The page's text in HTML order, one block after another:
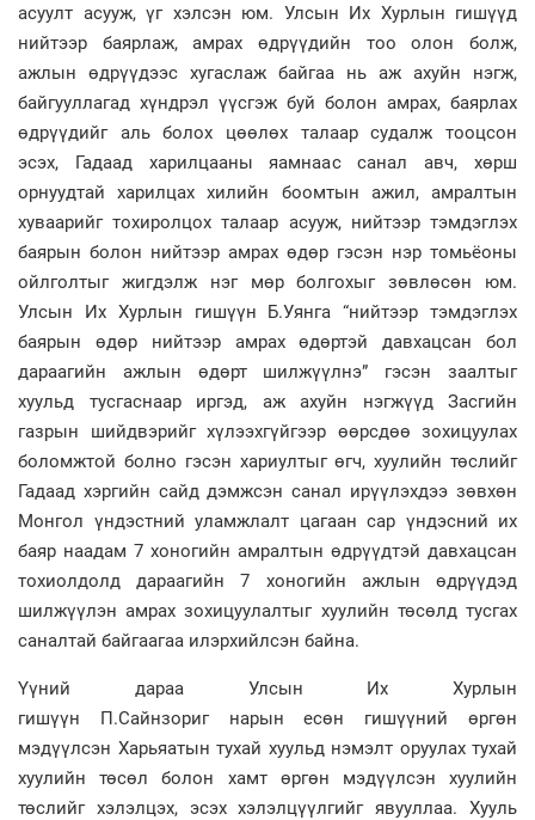
асуулт асууж, үг хэлсэн юм. Улсын Их Хурлын гишүүд
нийтээр баярлаж, амрах өдрүүдийн тоо олон болж,
ажлын өдрүүдээс хугаслаж байгаа нь аж ахуйн нэгж,
байгууллагад хүндрэл үүсгэж буй болон амрах, баярлах
өдрүүдийг аль болох цөөлөх талаар судалж тооцсон
эсэх, Гадаад харилцааны яамнаас санал авч, хөрш
орнуудтай харилцах хилийн боомтын ажил, амралтын
хуваарийг тохиролцох талаар асууж, нийтээр тэмдэглэх
баярын болон нийтээр амрах өдөр гэсэн нэр томьёоны
ойлголтыг жигдэлж нэг мөр болгохыг зөвлөсөн юм.
Улсын Их Хурлын гишүүн Б.Уянга “нийтээр тэмдэглэх
баярын өдөр нийтээр амрах өдөртэй давхацсан бол
дараагийн ажлын өдөрт шилжүүлнэ” гэсэн заалтыг
хуульд тусгаснаар иргэд, аж ахуйн нэгжүүд Засгийн
газрын шийдвэрийг хүлээхгүйгээр өөрсдөө зохицуулах
боломжтой болно гэсэн хариултыг өгч, хуулийн төслийг
Гадаад хэргийн сайд дэмжсэн санал ирүүлэхдээ зөвхөн
Монгол үндэстний уламжлалт цагаан сар үндэсний их
баяр наадам 7 хоногийн амралтын өдрүүдтэй давхацсан
тохиолдолд дараагийн 7 хоногийн ажлын өдрүүдэд
шилжүүлэн амрах зохицуулалтыг хуулийн төсөлд тусгах
саналтай байгаагаа илэрхийлсэн байна.
Үүний дараа Улсын Их Хурлын
гишүүн П.Сайнзориг нарын есөн гишүүний өргөн
мэдүүлсэн Харьяатын тухай хуульд нэмэлт оруулах тухай
хуулийн төсөл болон хамт өргөн мэдүүлсэн хуулийн
төслийг хэлэлцэх, эсэх хэлэлцүүлгийг явууллаа. Хууль